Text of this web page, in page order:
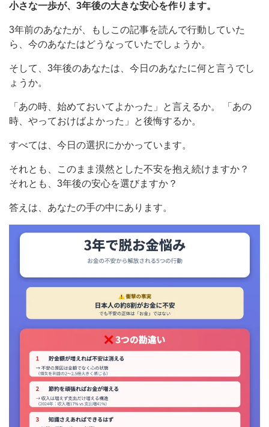
小さな一歩が、3年後の大きな安心を作ります。
3年前のあなたが、もしこの記事を読んで行動していた
ら、今のあなたはどうなっていたでしょうか。
そして、3年後のあなたは、今日のあなたに何と言うでし
ょうか。
「あの時、始めておいてよかった」と言えるか。 「あの
時、やっておけばよかった」と後悔するか。
すべては、今日の選択にかかっています。
それとも、このまま漠然とした不安を抱え続けますか？
それとも、3年後の安心を選びますか？
答えは、あなたの手の中にあります。